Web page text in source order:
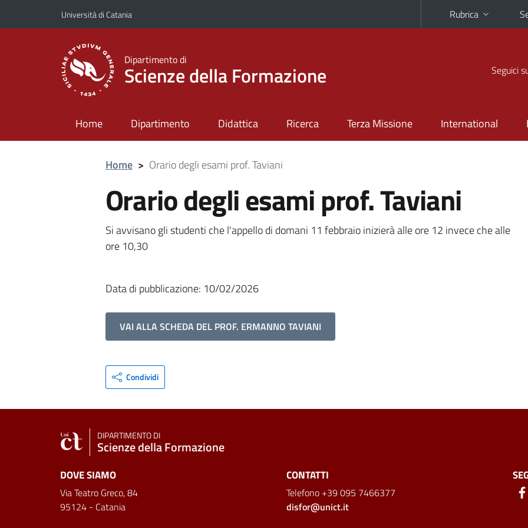
Vai al contenuto principale
Vai al menu di navigazione
Università di Catania Rubrica
Dipartimento di
Scienze della Formazione Seguici
Home Dipartimento Didattica Ricerca Terza Missione International
Home > Orario degli esami prof. Taviani
Orario degli esami prof. Taviani
Si avvisano gli studenti che l'appello di domani 11 febbraio inizierà alle ore 12 invece che alle
ore 10,30
Data di pubblicazione: 10/02/2026
VAI ALLA SCHEDA DEL PROF. ERMANNO TAVIANI
Condividi
DIPARTIMENTO DI
Scienze della Formazione
DOVE SIAMO
Via Teatro Greco, 84
95124 - Catania
CONTATTI
Telefono +39 095 7466377
disfor@unict.it